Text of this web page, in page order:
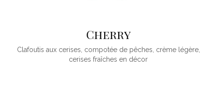
Cherry
Clafoutis aux cerises, compotée de pêches, crème légère,
cerises fraîches en décor